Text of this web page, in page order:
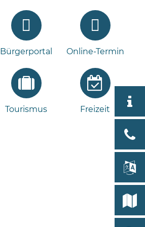
Bürgerportal Online-Termin
Tourismus Freizeit
Bleeck
19